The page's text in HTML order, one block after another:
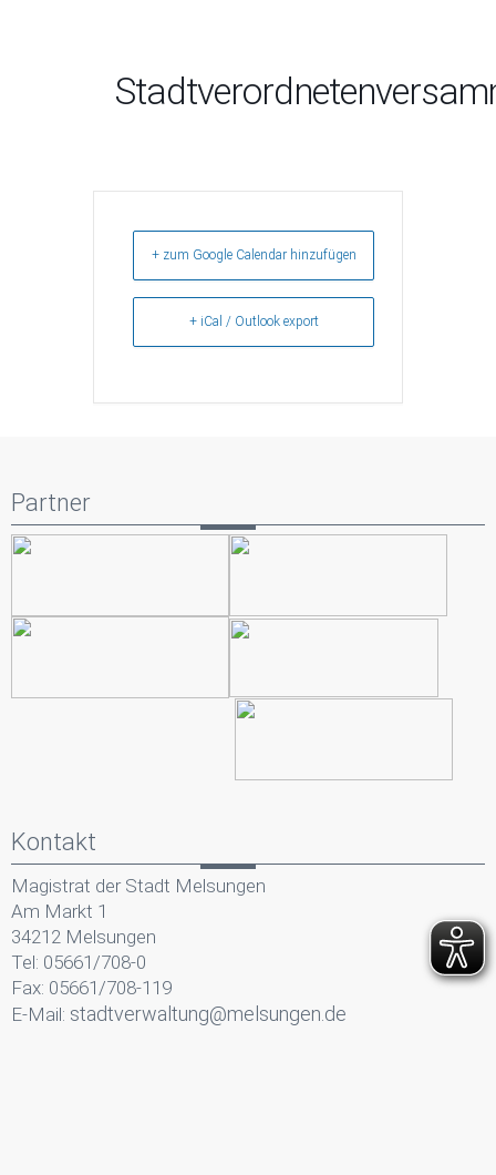
+ zum Google Calendar hinzufügen
+ iCal / Outlook export
Partner
Kontakt
Magistrat der Stadt Melsungen
Am Markt 1
34212 Melsungen
Tel: 05661/708-0
Fax: 05661/708-119
E-Mail: stadtverwaltung@melsungen.de